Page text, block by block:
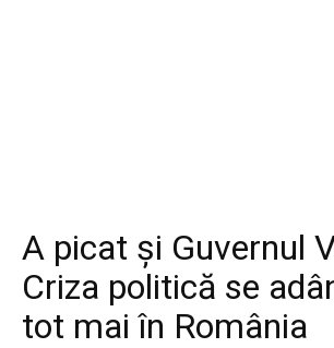
A picat și Guvernul
Criza politică se
tot mai în România